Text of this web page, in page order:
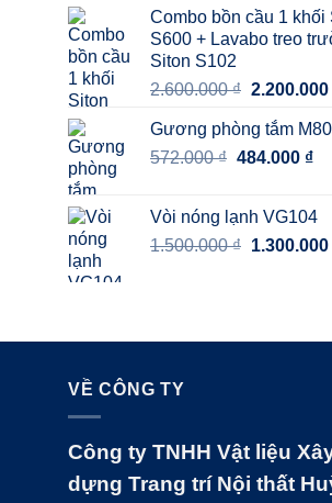
4.700.000
Combo bồn cầu 1 khối
S600 + Lavabo treo
Siton S102
2.600.000₫ Giá
là:
2.600.000
2.200.000
Gương phòng tắm
572.000₫ Giá
572.000 ₫.
484.000 ₫Giá
là:
Vòi nóng lạnh VG104
1.500.000₫ Giá
1.300.000
VỀ CÔNG TY
Công ty TNHH Vật liệu
dựng Trang trí Nội thất